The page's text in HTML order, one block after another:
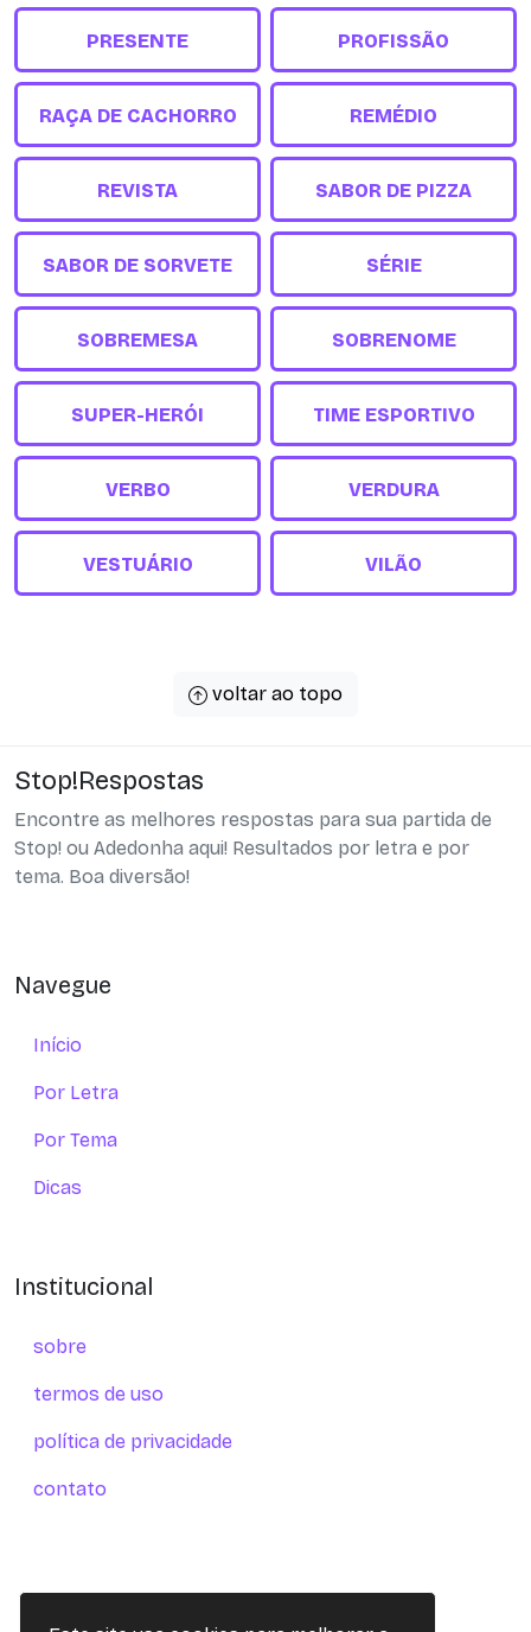
PRESENTE PROFISSÃO
RAÇA DE CACHORRO REMÉDIO
REVISTA SABOR DE PIZZA
SABOR DE SORVETE SÉRIE
SOBREMESA SOBRENOME
SUPER-HERÓI TIME ESPORTIVO
VERBO VERDURA
VESTUÁRIO VILÃO
voltar ao topo
Stop!Respostas
Encontre as melhores respostas para sua partida de
Stop! ou Adedonha aqui! Resultados por letra e por
tema. Boa diversão!
Navegue
Início
Por Letra
Por Tema
Dicas
Institucional
sobre
termos de uso
política de privacidade
contato